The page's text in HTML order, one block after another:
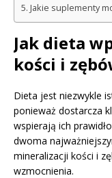
Jakie suplementy
Jak dieta
kości i
Dieta jest niezwykle
ponieważ dostarcza
wspierają ich
dwoma
mineralizacji kości i
wzmocnienia.